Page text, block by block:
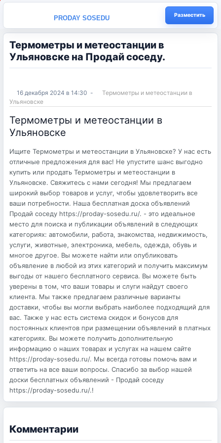
PRODAY SOSEDU Разместить
Термометры и метеостанции в
Ульяновске на Продай соседу.
16 декабря 2024 в 14:30 -
Термометры и метеостанции в
Ульяновске
Термометры и метеостанции в
Ульяновске
Ищите Термометры и метеостанции в Ульяновске? У нас есть
отличные предложения для вас! Не упустите шанс выгодно
купить или продать Термометры и метеостанции в
Ульяновске. Свяжитесь с нами сегодня! Мы предлагаем
широкий выбор товаров и услуг, чтобы удовлетворить все
ваши потребности. Наша бесплатная доска объявлений
Продай соседу https://proday-sosedu.ru/. - это идеальное
место для поиска и публикации объявлений в следующих
категориях: автомобили, работа, знакомства, недвижимость,
услуги, животные, электроника, мебель, одежда, обувь и
многое другое. Вы можете найти или опубликовать
объявление в любой из этих категорий и получить максимум
выгоды от нашего бесплатного сервиса. Вы можете быть
уверены в том, что ваши товары и слуги найдут своего
клиента. Мы также предлагаем различные варианты
доставки, чтобы вы могли выбрать наиболее подходящий для
вас. Также у нас есть система скидок и бонусов для
постоянных клиентов при размещении объявлений в платных
категориях. Вы можете получить дополнительную
информацию о наших товарах и услугах на нашем сайте
https://proday-sosedu.ru/. Мы всегда готовы помочь вам и
ответить на все ваши вопросы. Спасибо за выбор нашей
доски бесплатных объявлений - Продай соседу
https://proday-sosedu.ru/.!
Комментарии